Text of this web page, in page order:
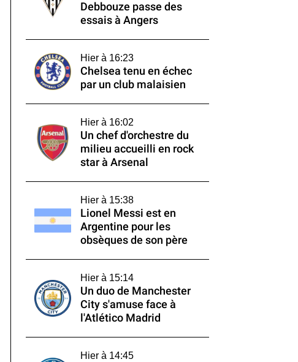
Debbouze passe des
essais à Angers
Hier à 16:23
Chelsea tenu en échec
par un club malaisien
Hier à 16:02
Un chef d'orchestre du
milieu accueilli en rock
star à Arsenal
Hier à 15:38
Lionel Messi est en
Argentine pour les
obsèques de son père
Hier à 15:14
Un duo de Manchester
City s'amuse face à
l'Atlético Madrid
Hier à 14:45